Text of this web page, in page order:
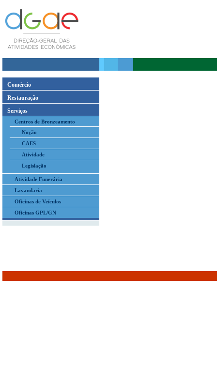
Comércio
Restauração
Serviços
Centros de Bronzeamento
Noção
CAES
Atividade
Legislação
Atividade Funerária
Lavandaria
Oficinas de Veículos
Oficinas GPL/GN